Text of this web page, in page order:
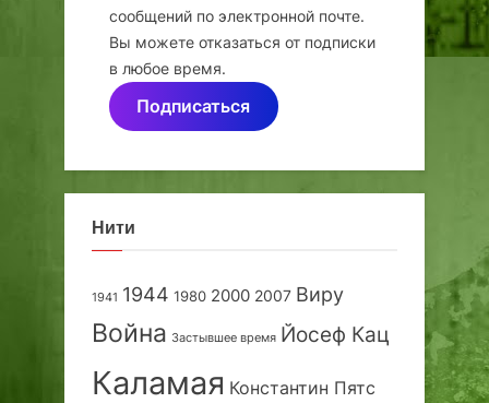
сообщений по электронной почте.
Вы можете отказаться от подписки
в любое время.
Подписаться
Нити
1941 1944 1980 2000 2007 Виру
Война Застывшее время Йосеф Кац
Каламая Константин Пятс